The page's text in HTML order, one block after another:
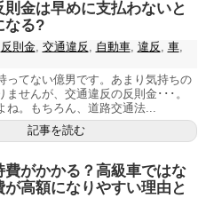
金は早めに支払わないと
なる?
反則金, 交通違反 , 自動車, 違反 , 車,
ってない億男です。あまり気持ちの
ませんが、交通違反の反則金･･･。
ね。もちろん、道路交通法...
記事を読む
費がかかる？高級車ではな
が高額になりやすい理由と